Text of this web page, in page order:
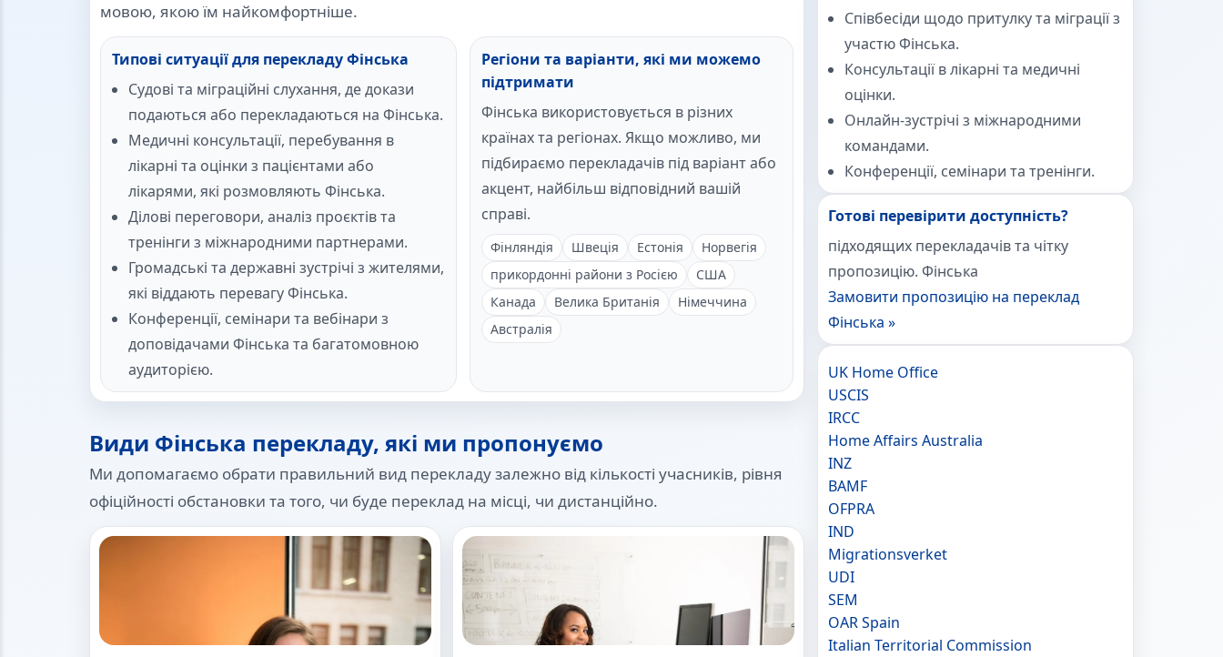
мовою, якою їм найкомфортніше.
Типові ситуації для перекладу Фінська
Судові та міграційні слухання, де докази
подаються або перекладаються на Фінська.
Медичні консультації, перебування в
лікарні та оцінки з пацієнтами або
лікарями, які розмовляють Фінська.
Ділові переговори, аналіз проєктів та
тренінги з міжнародними партнерами.
Громадські та державні зустрічі з жителями,
які віддають перевагу Фінська.
Конференції, семінари та вебінари з
доповідачами Фінська та багатомовною
аудиторією.
Регіони та варіанти, які ми можемо
підтримати
Фінська використовується в різних
країнах та регіонах. Якщо можливо, ми
підбираємо перекладачів під варіант або
акцент, найбільш відповідний вашій
справі.
Фінляндія Швеція Естонія
Норвегія
прикордонні райони з Росією
США
Канада
Велика Британія
Німеччина
Австралія
Види Фінська перекладу, які ми пропонуємо
Ми допомагаємо обрати правильний вид перекладу залежно від кількості учасників, рівня
офіційності обстановки та того, чи буде переклад на місці, чи дистанційно.
Співбесіди щодо притулку та міграції з
участю Фінська.
Консультації в лікарні та медичні
оцінки.
Онлайн-зустрічі з міжнародними
командами.
Конференції, семінари та тренінги.
Готові перевірити доступність?
підходящих перекладачів та чітку
пропозицію. Фінська
Замовити пропозицію на переклад
Фінська »
UK Home Office
USCIS
IRCC
Home Affairs Australia
INZ
BAMF
OFPRA
IND
Migrationsverket
UDI
SEM
OAR Spain
Italian Territorial Commission